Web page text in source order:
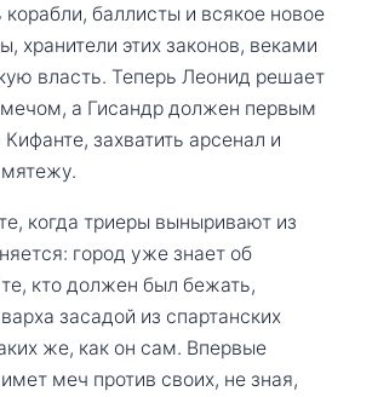
баллисты и всякое новое
хранители этих законов, веками
власть. Теперь Леонид решает
мечом, а Гисандр должен первым
захватить арсенал и
мятежу.
когда триеры выныривают из
город уже знает об
кто должен был бежать,
засадой из спартанских
же, как он сам. Впервые
меч против своих, не зная,